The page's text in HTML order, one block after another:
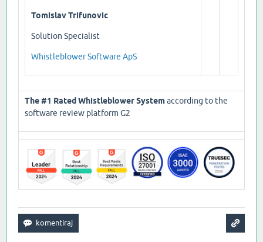
Tomislav Trifunovic
Solution Specialist
Whistleblower Software ApS
The #1 Rated Whistleblower Systemaccording to the
software review platform G2